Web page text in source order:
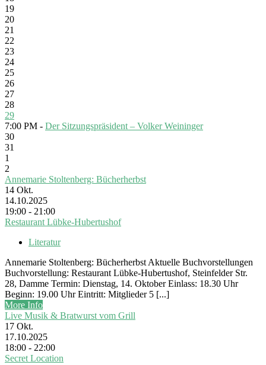
19
20
21
22
23
24
25
26
27
28
29
7:00 PM - Der Sitzungspräsident – Volker Weininger
30
31
1
2
Annemarie Stoltenberg: Bücherherbst
14 Okt.
14.10.2025
19:00 - 21:00
Restaurant Lübke-Hubertushof
Literatur
Annemarie Stoltenberg: Bücherherbst Aktuelle Buchvorstellungen
Buchvorstellung: Restaurant Lübke-Hubertushof, Steinfelder Str.
28, Damme Termin: Dienstag, 14. Oktober Einlass: 18.30 Uhr
Beginn: 19.00 Uhr Eintritt: Mitglieder 5 [...]
More Info
Live Musik & Bratwurst vom Grill
17 Okt.
17.10.2025
18:00 - 22:00
Secret Location